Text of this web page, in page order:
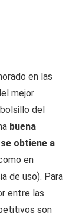
en las
mejor
del
buena
obtiene a
en
de uso). Para
entre las
son